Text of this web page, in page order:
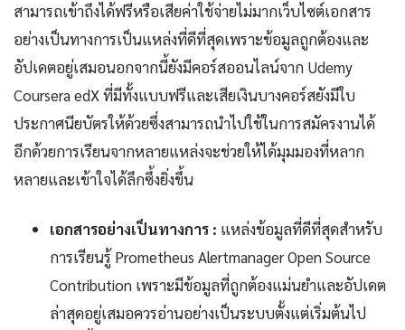
สามารถเข้าถึงได้ฟรีหรือเสียค่าใช้จ่ายไม่มากเว็บไซต์เอกสาร
อย่างเป็นทางการเป็นแหล่งที่ดีที่สุดเพราะข้อมูลถูกต้องและ
อัปเดตอยู่เสมอนอกจากนี้ยังมีคอร์สออนไลน์จาก Udemy
Coursera edX ที่มีทั้งแบบฟรีและเสียเงินบางคอร์สยังมีใบ
ประกาศนียบัตรให้ด้วยซึ่งสามารถนำไปใช้ในการสมัครงานได้
อีกด้วยการเรียนจากหลายแหล่งจะช่วยให้ได้มุมมองที่หลาก
หลายและเข้าใจได้ลึกซึ้งยิ่งขึ้น
เอกสารอย่างเป็นทางการ : แหล่งข้อมูลที่ดีที่สุดสำหรับ
การเรียนรู้ Prometheus Alertmanager Open Source
Contribution เพราะมีข้อมูลที่ถูกต้องแม่นยำและอัปเดต
ล่าสุดอยู่เสมอควรอ่านอย่างเป็นระบบตั้งแต่เริ่มต้นไป